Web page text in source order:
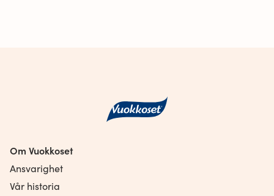
Om Vuokkoset
Ansvarighet
Vår historia